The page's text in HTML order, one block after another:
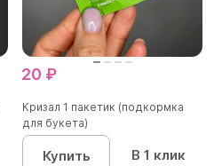
20 ₽
Кризал 1 пакетик (подкормка
для букета)
Купить В 1 клик